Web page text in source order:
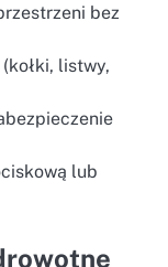
bez
listwy,
lub